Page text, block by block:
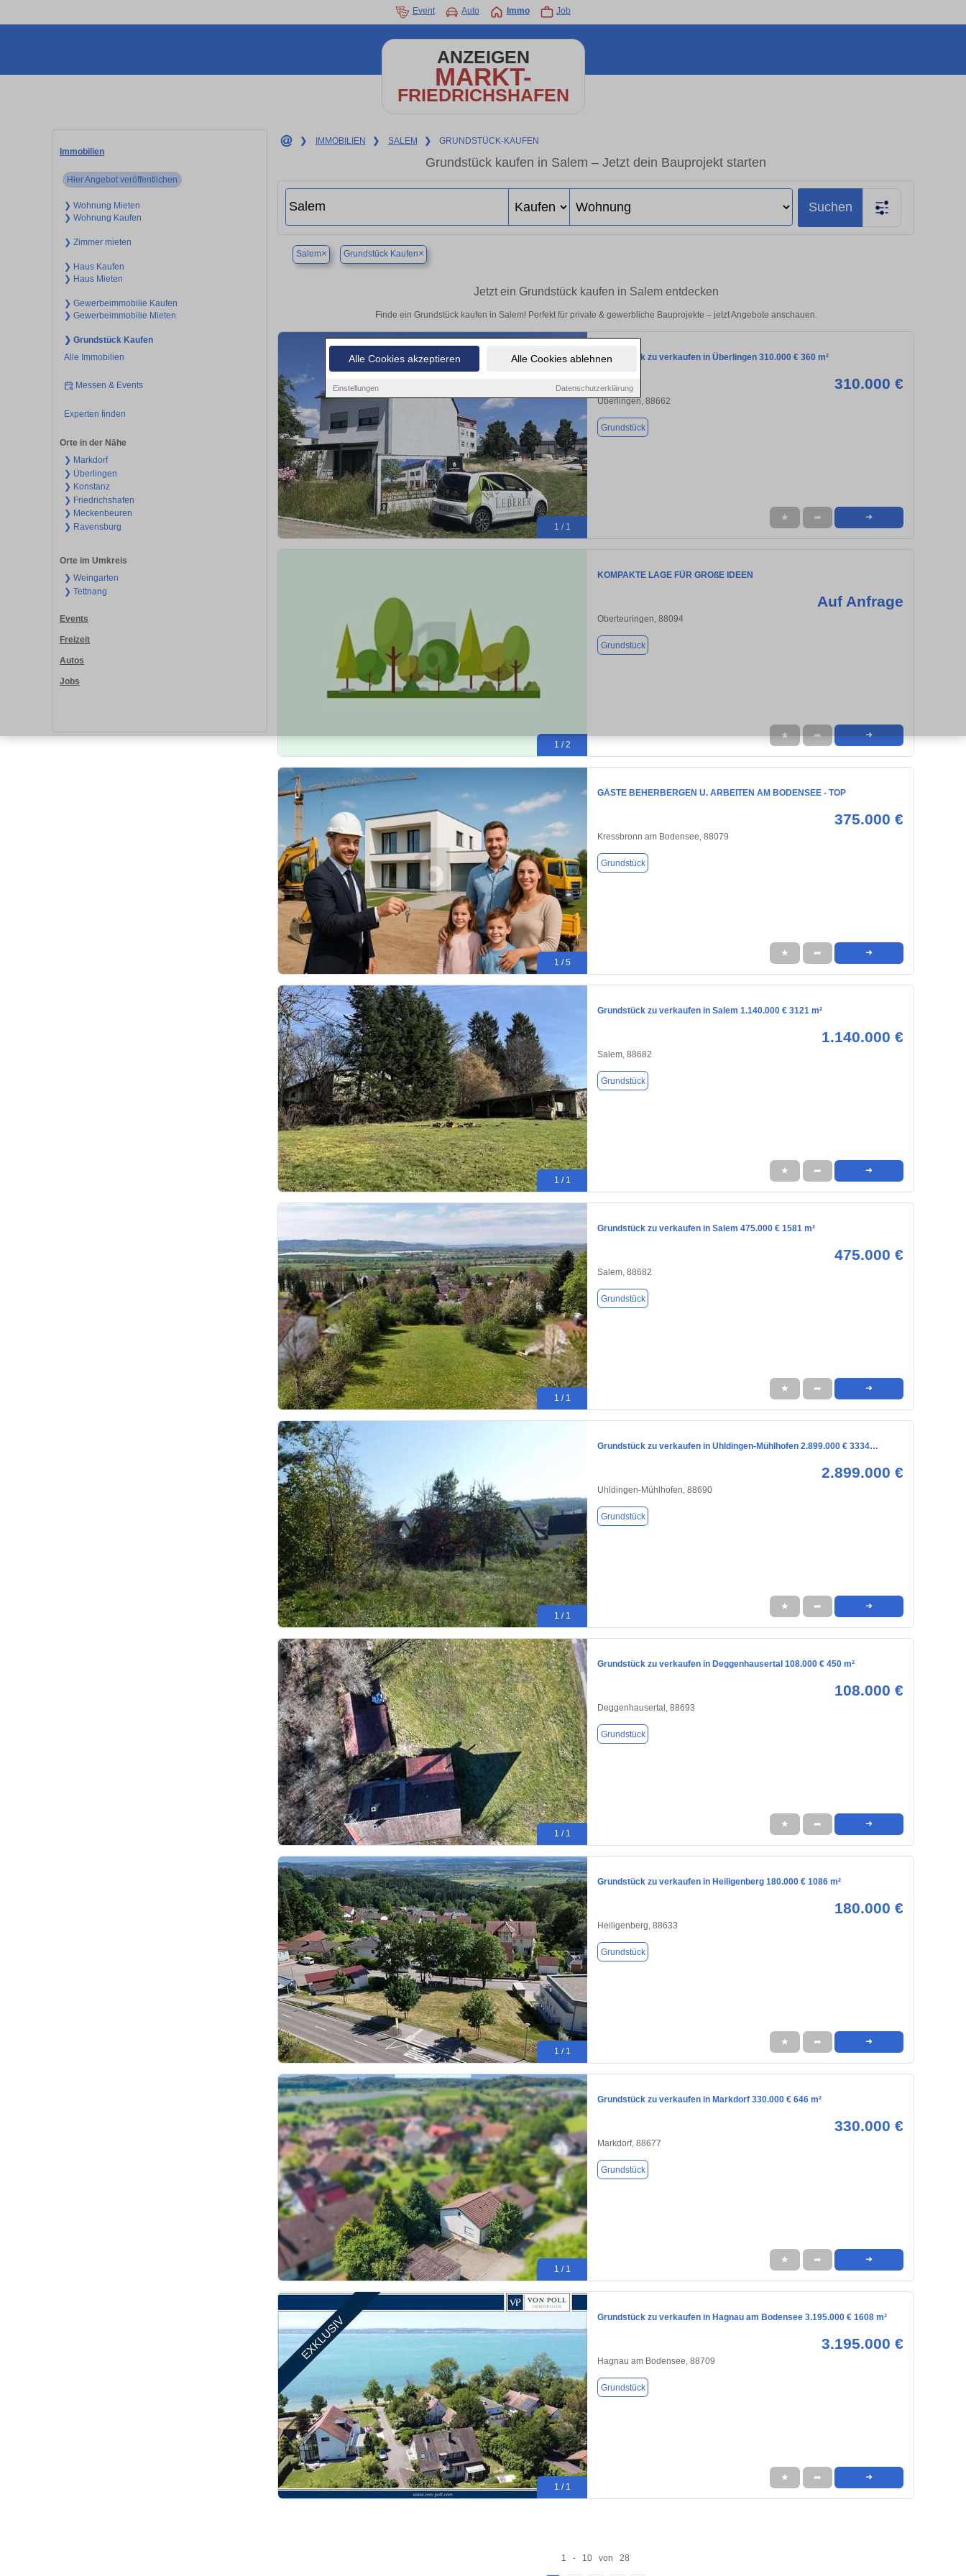
Alle Cookies akzeptieren Alle Cookies ablehnen
Einstellungen Datenschutzerklärung
Event Auto Immo Job
ANZEIGEN
MARKT-
FRIEDRICHSHAFEN
Immobilien
Hier Angebot veröffentlichen
❯ Wohnung Mieten
❯ Wohnung Kaufen
❯ Zimmer mieten
❯ Haus Kaufen
❯ Haus Mieten
❯ Gewerbeimmobilie Kaufen
❯ Gewerbeimmobilie Mieten
❯ Grundstück Kaufen
Alle Immobilien
Messen & Events
Experten finden
Orte in der Nähe
❯ Markdorf
❯ Überlingen
❯ Konstanz
❯ Friedrichshafen
❯ Meckenbeuren
❯ Ravensburg
Orte im Umkreis
❯ Weingarten
❯ Tettnang
Events
Freizeit
Autos
Jobs
❯ IMMOBILIEN ❯ SALEM ❯ GRUNDSTÜCK-KAUFEN
Grundstück kaufen in Salem – Jetzt dein Bauprojekt starten
Suchen
Salem× Grundstück Kaufen×
Jetzt ein Grundstück kaufen in Salem entdecken
Finde ein Grundstück kaufen in Salem! Perfekt für private & gewerbliche Bauprojekte – jetzt Angebote anschauen.
1 / 1
Grundstück zu verkaufen in Überlingen 310.000 € 360 m²
310.000 €
Überlingen, 88662
Grundstück
★ ➦ ➜
1 / 2
KOMPAKTE LAGE FÜR GROßE IDEEN
Auf Anfrage
Oberteuringen, 88094
Grundstück
★ ➦ ➜
1 / 5
GÄSTE BEHERBERGEN U. ARBEITEN AM BODENSEE - TOP
375.000 €
Kressbronn am Bodensee, 88079
Grundstück
★ ➦ ➜
1 / 1
Grundstück zu verkaufen in Salem 1.140.000 € 3121 m²
1.140.000 €
Salem, 88682
Grundstück
★ ➦ ➜
1 / 1
Grundstück zu verkaufen in Salem 475.000 € 1581 m²
475.000 €
Salem, 88682
Grundstück
★ ➦ ➜
1 / 1
Grundstück zu verkaufen in Uhldingen-Mühlhofen 2.899.000 € 3334…
2.899.000 €
Uhldingen-Mühlhofen, 88690
Grundstück
★ ➦ ➜
1 / 1
Grundstück zu verkaufen in Deggenhausertal 108.000 € 450 m²
108.000 €
Deggenhausertal, 88693
Grundstück
★ ➦ ➜
1 / 1
Grundstück zu verkaufen in Heiligenberg 180.000 € 1086 m²
180.000 €
Heiligenberg, 88633
Grundstück
★ ➦ ➜
1 / 1
Grundstück zu verkaufen in Markdorf 330.000 € 646 m²
330.000 €
Markdorf, 88677
Grundstück
★ ➦ ➜
1 / 1
Grundstück zu verkaufen in Hagnau am Bodensee 3.195.000 € 1608 m²
3.195.000 €
Hagnau am Bodensee, 88709
Grundstück
★ ➦ ➜
1 - 10 von 28